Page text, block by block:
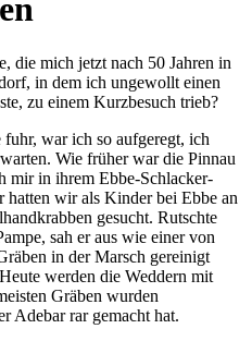
die mich jetzt nach 50 Jahren in
in dem ich ungewollt einen
zu einem Kurzbesuch trieb?
war ich so aufgeregt, ich
Wie früher war die Pinnau
mir in ihrem Ebbe-Schlacker-
wir als Kinder bei Ebbe an
gesucht. Rutschte
sah er aus wie einer von
in der Marsch gereinigt
werden die Weddern mit
Gräben wurden
Adebar rar gemacht hat.